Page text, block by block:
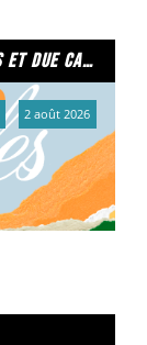
chapitre 1 : des lacs, des montagnes et due caffe per favore
2 août 2026